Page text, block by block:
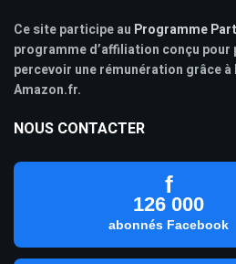
Ce site participe au Programme
programme d’affiliation conçu
percevoir une rémunération grâce
Amazon.fr.
NOUS CONTACTER
f
126 000
abonnés Facebook